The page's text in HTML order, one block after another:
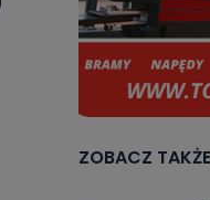
ZOBACZ TAKŻE